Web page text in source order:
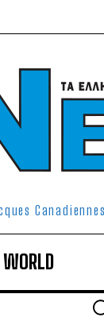
WORLD